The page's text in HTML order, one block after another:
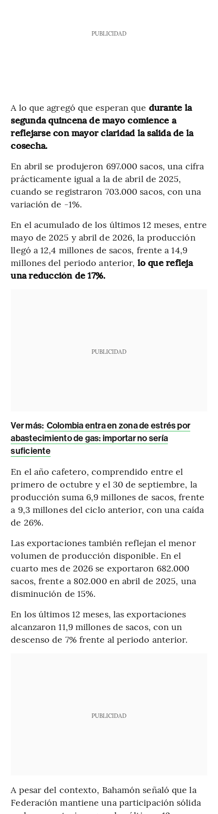
PUBLICIDAD
A lo que agregó que esperan que durante la
segunda quincena de mayo comience a
reflejarse con mayor claridad la salida de la
cosecha.
En abril se produjeron 697.000 sacos, una cifra
prácticamente igual a la de abril de 2025,
cuando se registraron 703.000 sacos, con una
variación de -1%.
En el acumulado de los últimos 12 meses, entre
mayo de 2025 y abril de 2026, la producción
llegó a 12,4 millones de sacos, frente a 14,9
millones del periodo anterior, lo que refleja
una reducción de 17%.
PUBLICIDAD
Ver más: Colombia entra en zona de estrés por
abastecimiento de gas: importar no sería
suficiente
En el año cafetero, comprendido entre el
primero de octubre y el 30 de septiembre, la
producción suma 6,9 millones de sacos, frente
a 9,3 millones del ciclo anterior, con una caída
de 26%.
Las exportaciones también reflejan el menor
volumen de producción disponible. En el
cuarto mes de 2026 se exportaron 682.000
sacos, frente a 802.000 en abril de 2025, una
disminución de 15%.
En los últimos 12 meses, las exportaciones
alcanzaron 11,9 millones de sacos, con un
descenso de 7% frente al periodo anterior.
PUBLICIDAD
A pesar del contexto, Bahamón señaló que la
Federación mantiene una participación sólida